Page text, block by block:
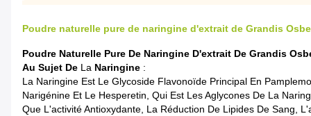
Poudre naturelle pure de naringine d'extrait de Grandis
Poudre Naturelle Pure De Naringine D'extrait De Grandis
Au Sujet De La Naringine :
La Naringine Est Le Glycoside Flavonoïde Principal En
Narigénine Et Le Hesperetin, Qui Est Les Aglycones De La
Que L'activité Antioxydante, La Réduction De Lipides De Sang,